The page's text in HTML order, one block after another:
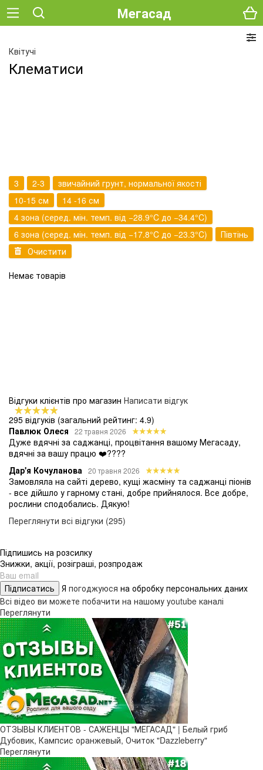
Мегасад
Квітучі
Клематиси
3 2-3
звичайний грунт, нормальної якості
10-15 см
14 -16 см
4 зона (серед. мін. темп. від −28.9°C до −34.4°C)
6 зона (серед. мін. темп. від −17.8°C до −23.3°C)
Півтінь
Очистити
Немає товарів
Відгуки клієнтів про магазин Написати відгук
295 відгуків (загальний рейтинг: 4.9)
Павлюк Олеся
22 травня 2026
Дуже вдячні за саджанці, процвітання вашому Мегасаду,
вдячні за вашу працю ❤️????
Дар'я Кочуланова 20 травня 2026
Замовляла на сайті дерево, кущі жасміну та саджанці піонів
- все дійшло у гарному стані, добре прийнялося. Все добре,
рослини сподобались. Дякую!
Переглянути всі відгуки (295)
Підпишись на розсилку
Знижки, акції, розіграші, розпродаж
Підписатись Я погоджуюся на обробку персональних даних
Всі відео ви можете побачити на нашому youtube каналі
Переглянути
ОТЗЫВЫ КЛИЕНТОВ - САЖЕНЦЫ "МЕГАСАД" | Белый гриб
Дубовик, Кампсис оранжевый, Очиток "Dazzleberry"
Переглянути